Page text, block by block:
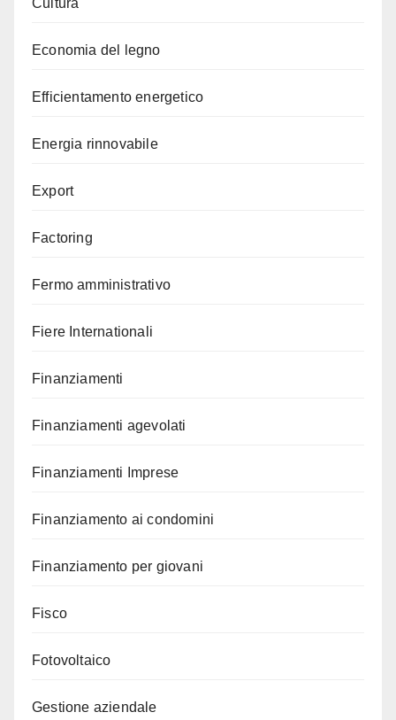
Cultura
Economia del legno
Efficientamento energetico
Energia rinnovabile
Export
Factoring
Fermo amministrativo
Fiere Internationali
Finanziamenti
Finanziamenti agevolati
Finanziamenti Imprese
Finanziamento ai condomini
Finanziamento per giovani
Fisco
Fotovoltaico
Gestione aziendale